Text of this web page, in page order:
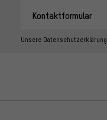
Kontaktformular
Unsere Datenschutzerklärung